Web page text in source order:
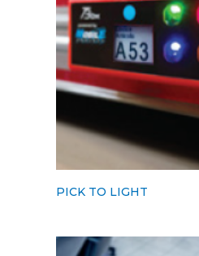
PICK TO LIGHT